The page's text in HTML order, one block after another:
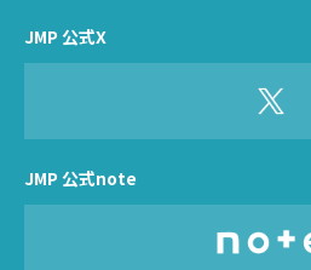
JMP 公式X
JMP 公式note